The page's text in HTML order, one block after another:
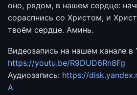
оно, рядом, в нашем сердце:
сораспнись со Христом, и
твоём сердце. Аминь.
Видеозапись на нашем канале в
https://youtu.be/R9DUD6Rn8Fg
Аудиозапись: https://
A